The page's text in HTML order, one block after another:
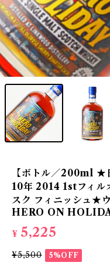
【ボトル／200ml ★
10年 2014 1stフィル
スク フィニッシュ★
HERO ON
¥ 5,225
¥5,500 5%OFF